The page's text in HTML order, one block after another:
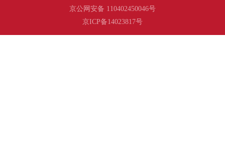
京公网安备 110402450046号
京ICP备14023817号